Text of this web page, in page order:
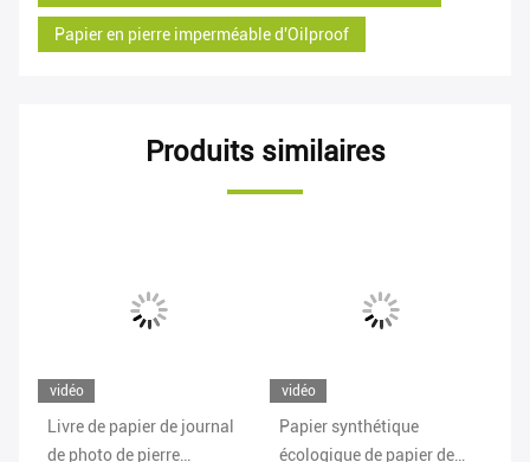
Papier en pierre imperméable d'Oilproof
Produits similaires
vidéo
Livre de papier de journal
de photo de pierre
vidéo
Papier synthétique
écologique de papier de